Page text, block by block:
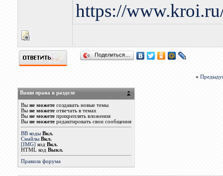
https://
Поделиться…
«
Ваши права в разделе
Вы не можетесоздавать новые темы
Вы не можетеотвечать в темах
Вы не можетеприкреплять вложения
Вы не можетередактировать свои сообщения
BB коды Вкл.
Смайлы Вкл.
[IMG] код Вкл.
HTML код Выкл.
Правила форума